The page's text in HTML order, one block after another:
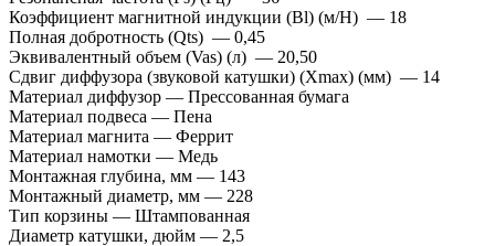
Коэффициент магнитной индукции (Bl) (м/Н) — 18
Полная добротность (Qts) — 0,45
Эквивалентный объем (Vas) (л) — 20,50
Сдвиг диффузора (звуковой катушки) (Xmax) (мм) — 14
Материал диффузор — Прессованная бумага
Материал подвеса — Пена
Материал магнита — Феррит
Материал намотки — Медь
Монтажная глубина, мм — 143
Монтажный диаметр, мм — 228
Тип корзины — Штампованная
Диаметр катушки, дюйм — 2,5